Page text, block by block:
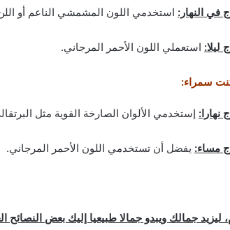
في النهار: استخدمي اللون المشمشي الناعم أو
ليلا: استعملي اللون الأحمر المرجاني.
سمراء:
نهارا: إستخدمي الألوان الصارخة القوية مثل
مساء: يفضل أن تستخدمي اللون الأحمر المرجاني.
جمالك ويبدو جمالا طبيعيا إليك بعض النصائح